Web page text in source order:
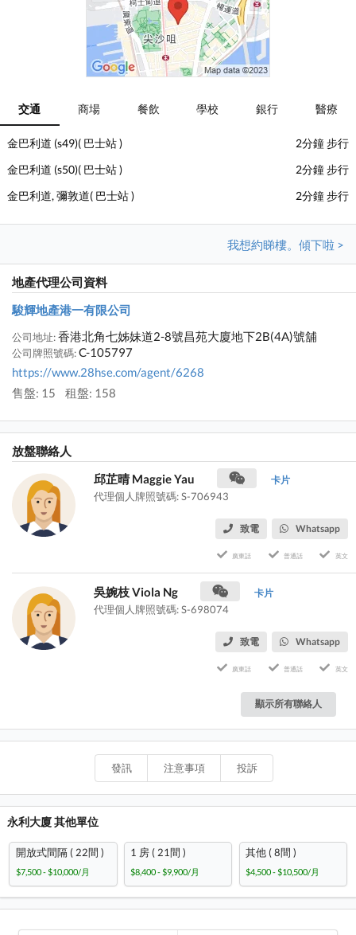
交通 商場 餐飲 學校 銀行 醫療
金巴利道 (s49)( 巴士站 )
2分鐘 步行
金巴利道 (s50)( 巴士站 )
2分鐘 步行
金巴利道, 彌敦道( 巴士站 )
2分鐘 步行
我想約睇樓。傾下啦 >
地產代理公司資料
駿輝地產港一有限公司
公司地址:香港北角七姊妹道2-8號昌苑大廈地下2B(4A)號舖
公司牌照號碼:C-105797
https://www.28hse.com/agent/6268
售盤: 15
租盤: 158
放盤聯絡人
邱芷晴 Maggie Yau
卡片
代理個人牌照號碼: S-706943
致電 Whatsapp
廣東話 普通話 英文
吳婉枝 Viola Ng 卡片
代理個人牌照號碼: S-698074
致電 Whatsapp
廣東話 普通話 英文
顯示所有聯絡人
發訊 注意事項 投訴
永利大廈 其他單位
開放式間隔 ( 22間 )
$7,500 - $10,000/月
1 房 ( 21間 )
$8,400 - $9,900/月
其他 ( 8間 )
$4,500 - $10,500/月